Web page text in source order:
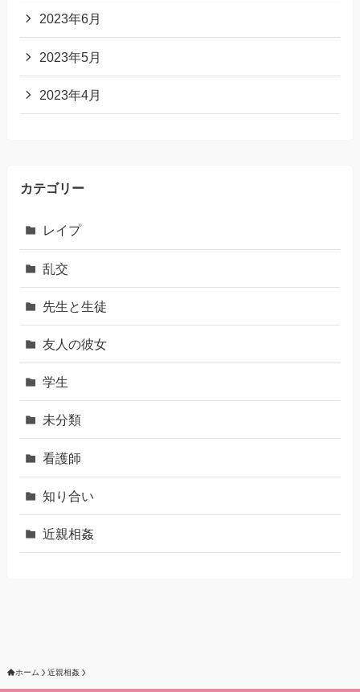
2023年6月
2023年5月
2023年4月
カテゴリー
レイプ
乱交
先生と生徒
友人の彼女
学生
未分類
看護師
知り合い
近親相姦
ホーム 近親相姦